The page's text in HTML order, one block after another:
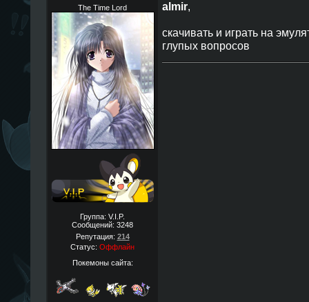
The Time Lord
Группа: V.I.P.
Сообщений: 3248
Репутация: 214
Статус: Оффлайн
Покемоны сайта:
almir,
скачивать и играть на
глупых вопросов